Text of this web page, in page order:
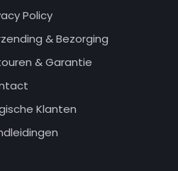
Policy
& Bezorging
& Garantie
Klanten